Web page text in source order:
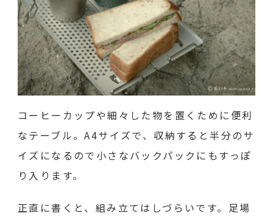
コーヒーカップや細々した物を置くために便利
なテーブル。A4サイズで、収納すると半分のサ
イズになるので小さなバックパックにもすっぽ
り入ります。
正直に書くと、組み立てはしづらいです。足場